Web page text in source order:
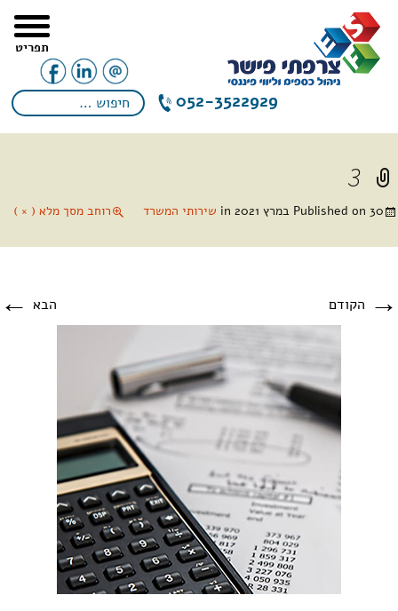
052-3522929
3
Published on 30 במרץ 2021 שירותי המשרד רוחב מסך מלא ( × )
→ הקודם הבא ←
תפריט